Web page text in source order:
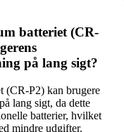
batteriet (CR-
på lang sigt?
(CR-P2) kan brugere
lang sigt, da dette
batterier, hvilket
mindre udgifter.